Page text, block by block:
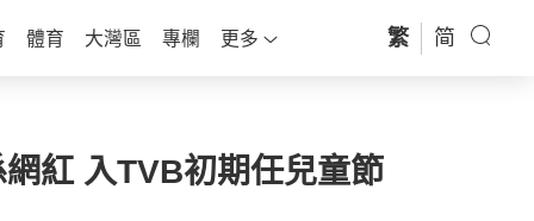
體育 大灣區 專欄 更多 繁 简
紅 入TVB初期任兒童節